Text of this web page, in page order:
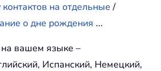
на отдельные/
о дне рождения ...
вашем языке –
Испанский, Немецкий,